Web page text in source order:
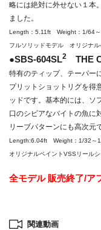
略には絶対に外せない１本
ました。
Length：5.11ft Weight：1/64
フルソリッドモデル オリジナ
●SBS-604SL2 THE
特有のティップ、テーパー
プリットショットリグを得
ッドです。基本的には、ソ
口のシビアなバイトの魚に
リーブパターンにも高次元
Length:6.04ft Weight：1/32～
オリジナルペイントVSSリール
全モデル 販売終了/ア
関連動画